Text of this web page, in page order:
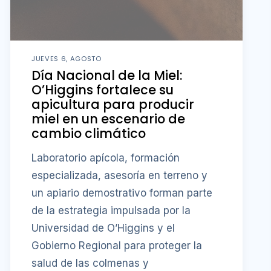
JUEVES 6, AGOSTO
Día Nacional de la Miel:
O’Higgins fortalece su
apicultura para producir
miel en un escenario de
cambio climático
Laboratorio apícola, formación
especializada, asesoría en terreno y
un apiario demostrativo forman parte
de la estrategia impulsada por la
Universidad de O’Higgins y el
Gobierno Regional para proteger la
salud de las colmenas y